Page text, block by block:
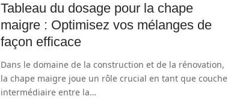
Tableau du dosage pour la chape
maigre : Optimisez vos mélanges de
façon efficace
Dans le domaine de la construction et de la rénovation,
la chape maigre joue un rôle crucial en tant que couche
intermédiaire entre la…